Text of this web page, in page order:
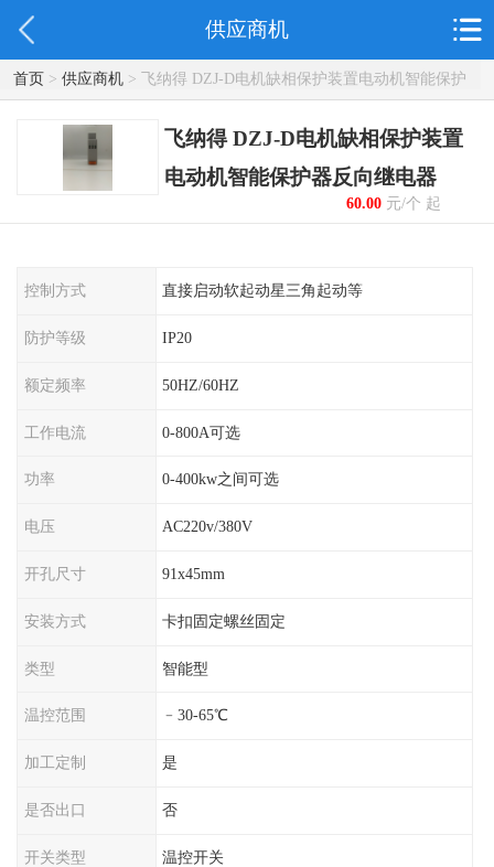
供应商机
首页> 供应商机> 飞纳得 DZJ-D电机缺相保护装置电动机智能保护
器反向继电器
飞纳得 DZJ-D电机缺相保护装置
电动机智能保护器反向继电器
60.00元/个 起
控制方式 直接启动软起动星三角起动等
防护等级 IP20
额定频率 50HZ/60HZ
工作电流 0-800A可选
功率 0-400kw之间可选
电压 AC220v/380V
开孔尺寸 91x45mm
安装方式 卡扣固定螺丝固定
类型 智能型
温控范围 ﹣30-65℃
加工定制 是
是否出口 否
开关类型 温控开关